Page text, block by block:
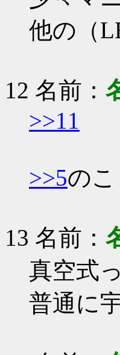
他の（
12 名前：
>>11
>>5のこ
13 名前：
真空式
普通に